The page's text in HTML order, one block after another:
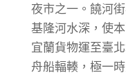
夜市之一。饒河
基隆河水深，使
宜蘭貨物運至臺
舟船輻輳，極一